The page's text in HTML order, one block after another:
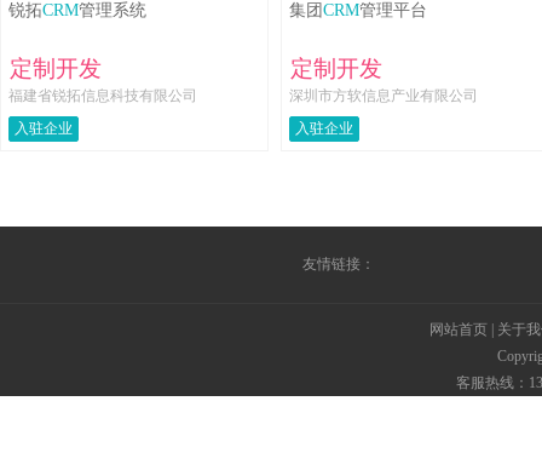
户服务平台6大优势1.效益增
锐拓CRM管理系统
定制开发
福建省锐拓信息科技有限公司
入驻企业
集团 CRM管理平台
定制开发
深圳市方软信息产业有限公司
入驻企业
友情链接：
网站首页
关于
客服热线：